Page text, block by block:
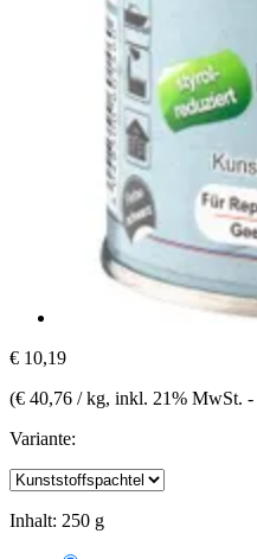
€ 10,19
(€ 40,76 / kg, inkl. 21% MwSt. -
Variante:
Inhalt: 250 g